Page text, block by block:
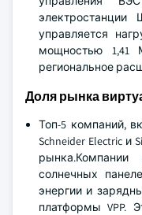
управляется
мощностью 1,41
региональное
Доля рынка
Топ-5 компаний,
Schneider Electric и
рынка.Компании
солнечных
энергии и
платформы VPP.